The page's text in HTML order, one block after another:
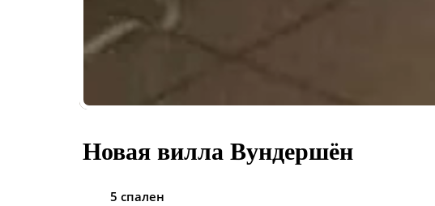
Новая вилла Вундершён
5 спален